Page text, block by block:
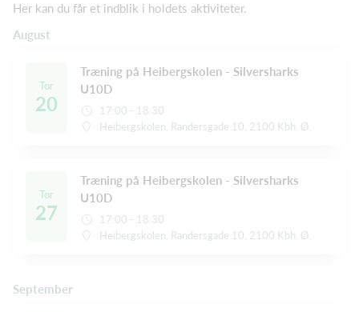
Her kan du får et indblik i holdets aktiviteter.
August
Tor
20
Træning på Heibergskolen - Silversharks
U10D
17:00 - 18:30
Heibergskolen, Randersgade 10, 2100 Kbh. Ø.
Tor
27
Træning på Heibergskolen - Silversharks
U10D
17:00 - 18:30
Heibergskolen, Randersgade 10, 2100 Kbh. Ø.
September